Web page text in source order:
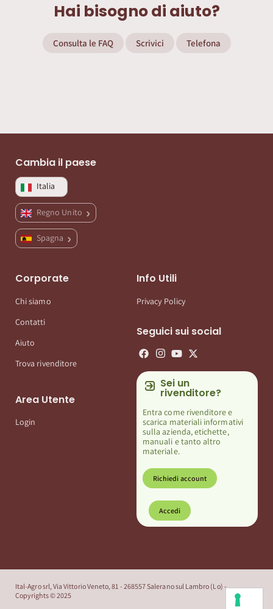
Hai bisogno di aiuto?
Consulta le FAQ Scrivici Telefona
Cambia il paese
Italia
Regno Unito
Spagna
Corporate
Chi siamo
Contatti
Aiuto
Trova rivenditore
Area Utente
Login
Info Utili
Privacy Policy
Seguici sui social
Sei un
rivenditore?
Entra come rivenditore e
scarica materiali informativi
sulla azienda, etichette,
manuali e tanto altro
materiale.
Richiedi account
Accedi
Ital-Agro srl, Via Vittorio Veneto, 81 - 268557 Salerano sul Lambro (Lo) -
Copyrights © 2025